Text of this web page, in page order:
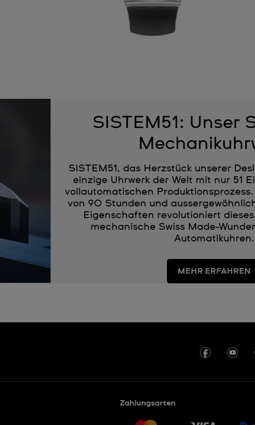
SISTEM51: Unser
SISTEM51, das Herzstück unserer
einzige Uhrwerk der Welt mit nur 51
vollautomatischen
von 90 Stunden und
Eigenschaften revolutioniert
mechanische Swiss Made-
Automatikuhren.
MEHR ERFAHREN
Zahlungsarten